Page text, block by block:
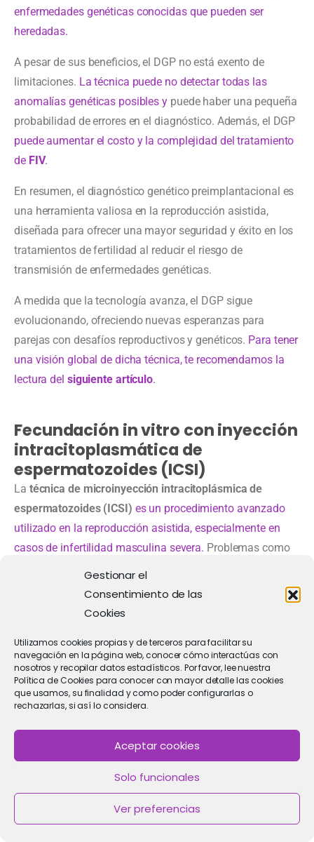
Gestionar el
Consentimiento de las
Cookies
Utilizamos cookies propias y de terceros para facilitar su
navegación en la página web, conocer cómo interactúas con
nosotros y recopilar datos estadísticos. Por favor, lee nuestra
Política de Cookies para conocer con mayor detalle las cookies
que usamos, su finalidad y como poder configurarlas o
rechazarlas, si así lo considera.
Aceptar cookies
Solo funcionales
Ver preferencias
enfermedades genéticas conocidas que pueden ser
heredadas.
A pesar de sus beneficios, el DGP no está exento de
limitaciones. La técnica puede no detectar todas las
anomalías genéticas posibles y puede haber una pequeña
probabilidad de errores en el diagnóstico. Además, el DGP
puede aumentar el costo y la complejidad del tratamiento
de FIV.
En resumen, el diagnóstico genético preimplantacional es
una herramienta valiosa en la reproducción asistida,
diseñada para ofrecer una mayor seguridad y éxito en los
tratamientos de fertilidad al reducir el riesgo de
transmisión de enfermedades genéticas.
A medida que la tecnología avanza, el DGP sigue
evolucionando, ofreciendo nuevas esperanzas para
parejas con desafíos reproductivos y genéticos. Para tener
una visión global de dicha técnica, te recomendamos la
lectura del siguiente artículo.
Fecundación in vitro con inyección
intracitoplasmática de
espermatozoides (ICSI)
La técnica de microinyección intracitoplásmica de
espermatozoides (ICSI) es un procedimiento avanzado
utilizado en la reproducción asistida, especialmente en
casos de infertilidad masculina severa. Problemas como
reducida o anomalías en la morfología espermática
pueden hacer que otras técnicas de fertilización sean
En estos casos, la ICSI ofrece una solución eficiente al
permitir la fertilización incluso con un solo
espermatozoide funcional.
Cabe destacar que la ICSI se diferencia de otros métodos
fecundación in vitro (FIV)por su enfoque directo en la
En la ICSI,el proceso comienza con la estimulación
ovárica de la mujerpara obtener múltiples óvulos